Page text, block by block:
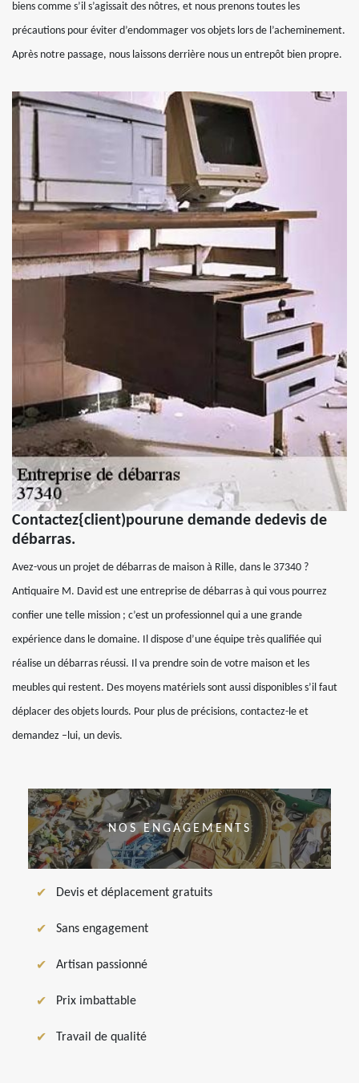
biens comme s’il s’agissait des nôtres, et nous prenons toutes les
précautions pour éviter d’endommager vos objets lors de l’acheminement.
Après notre passage, nous laissons derrière nous un entrepôt bien propre.
Contactez{client)pourune demande dedevis de
débarras.
Avez-vous un projet de débarras de maison à Rille, dans le 37340 ?
Antiquaire M. David est une entreprise de débarras à qui vous pourrez
confier une telle mission ; c’est un professionnel qui a une grande
expérience dans le domaine. Il dispose d’une équipe très qualifiée qui
réalise un débarras réussi. Il va prendre soin de votre maison et les
meubles qui restent. Des moyens matériels sont aussi disponibles s’il faut
déplacer des objets lourds. Pour plus de précisions, contactez-le et
demandez –lui, un devis.
NOS ENGAGEMENTS
Devis et déplacement gratuits
Sans engagement
Artisan passionné
Prix imbattable
Travail de qualité